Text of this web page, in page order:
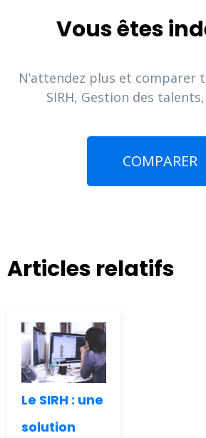
Vous êtes
N’attendez plus et comparer
SIRH, Gestion des
COMPARER
Articles relatifs
Le SIRH : une
solution